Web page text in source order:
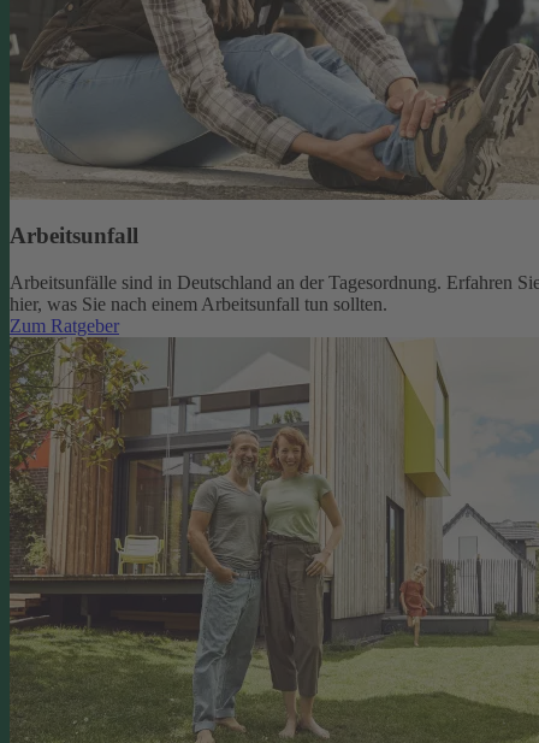
Arbeitsunfall
Arbeitsunfälle sind in Deutschland an der Tagesordnung. Erfahren
hier, was Sie nach einem Arbeitsunfall tun sollten.
Zum Ratgeber